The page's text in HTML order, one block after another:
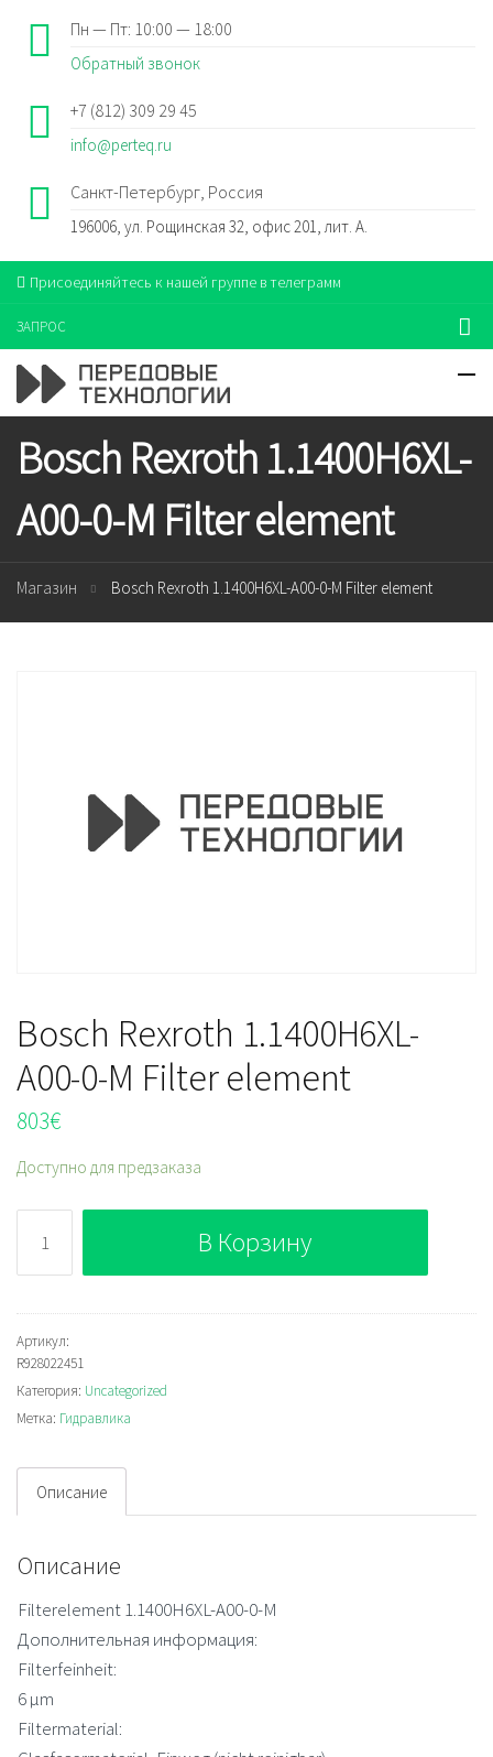
Пн — Пт: 10:00 — 18:00
Обратный звонок
+7 (812) 309 29 45
info@perteq.ru
Санкт-Петербург, Россия
196006, ул. Рощинская 32, офис 201, лит. А.
Присоединяйтесь к нашей группе в телеграмм
ЗАПРОС
Bosch Rexroth 1.1400H6XL-
A00-0-M Filter element
Магазин Bosch Rexroth 1.1400H6XL-A00-0-M Filter element
Bosch Rexroth 1.1400H6XL-
A00-0-M Filter element
803€
Доступно для предзаказа
Bosch
Rexroth
1.1400H6XL-
A00-
0-
M
element
В Корзину
Артикул:
R928022451
Категория: Uncategorized
Метка: Гидравлика
Описание
Описание
Filterelement 1.1400H6XL-A00-0-M
Дополнительная информация:
Filterfeinheit:
6 µm
Filtermaterial: